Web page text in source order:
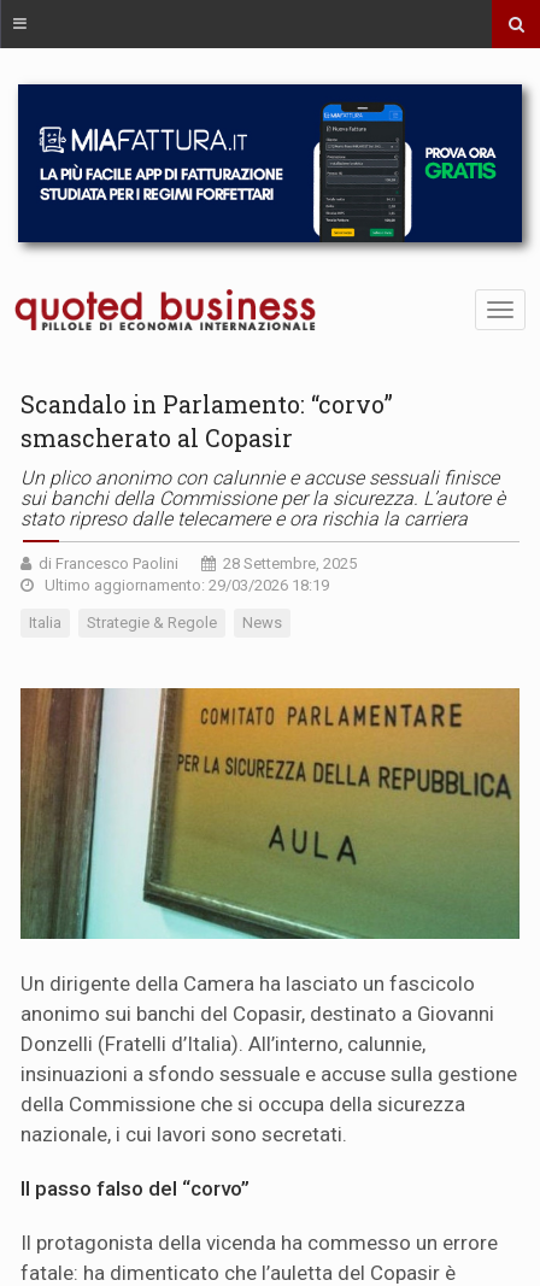
Scandalo in Parlamento: “corvo”
smascherato al Copasir
Un plico anonimo con calunnie e accuse sessuali finisce
sui banchi della Commissione per la sicurezza. L’autore è
stato ripreso dalle telecamere e ora rischia la carriera
di Francesco Paolini
28 Settembre, 2025
Ultimo aggiornamento: 29/03/2026 18:19
Italia Strategie & Regole News
Un dirigente della Camera ha lasciato un fascicolo
anonimo sui banchi del Copasir, destinato a Giovanni
Donzelli (Fratelli d’Italia). All’interno, calunnie,
insinuazioni a sfondo sessuale e accuse sulla gestione
della Commissione che si occupa della sicurezza
nazionale, i cui lavori sono secretati.
Il passo falso del “corvo”
Il protagonista della vicenda ha commesso un errore
fatale: ha dimenticato che l’auletta del Copasir è